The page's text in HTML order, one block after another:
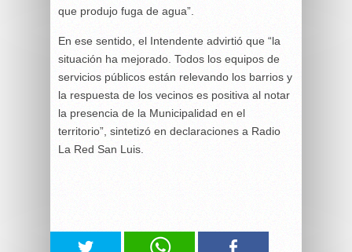
que produjo fuga de agua”.
En ese sentido, el Intendente advirtió que “la
situación ha mejorado. Todos los equipos de
servicios públicos están relevando los barrios y
la respuesta de los vecinos es positiva al notar
la presencia de la Municipalidad en el
territorio”, sintetizó en declaraciones a Radio
La Red San Luis.